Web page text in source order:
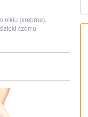
niklu (srebrne),
czemu